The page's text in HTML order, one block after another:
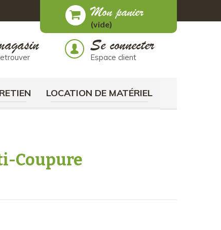
Mon panier
(vide)
Se connecter
Espace client
LOCATION DE MATÉRIEL
Coupure